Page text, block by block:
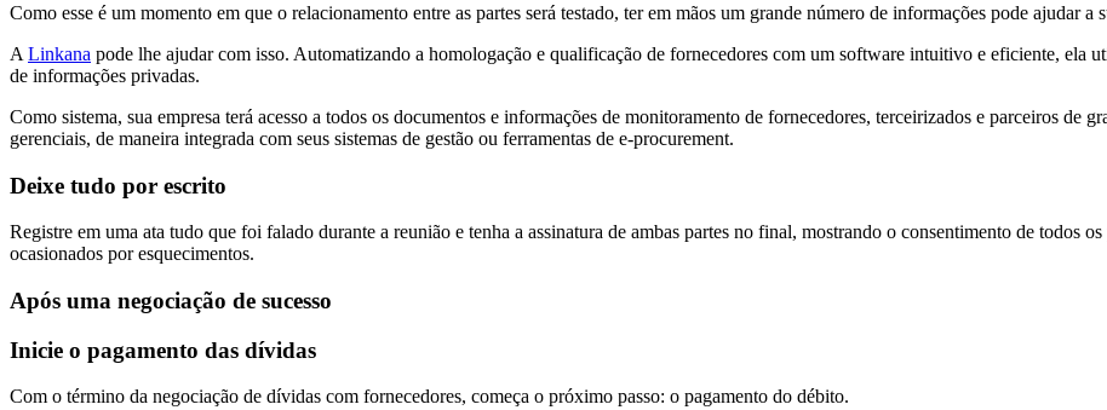
Como esse é um momento em que o relacionamento entre as partes será testado, ter em mãos um grande número de informações pode ajudar a
A Linkana pode lhe ajudar com isso. Automatizando a homologação e qualificação de fornecedores com um software intuitivo e eficiente, ela
de informações privadas.
Como sistema, sua empresa terá acesso a todos os documentos e informações de monitoramento de fornecedores, terceirizados e parceiros de
gerenciais, de maneira integrada com seus sistemas de gestão ou ferramentas de e-procurement.
Deixe tudo por escrito
Registre em uma ata tudo que foi falado durante a reunião e tenha a assinatura de ambas partes no final, mostrando o consentimento de todos
ocasionados por esquecimentos.
Após uma negociação de sucesso
Inicie o pagamento das dívidas
Com o término da negociação de dívidas com fornecedores, começa o próximo passo: o pagamento do débito.